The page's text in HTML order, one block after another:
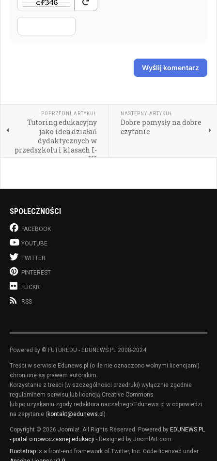
Wyślij komentarz
POPRZEDNI ARTYKUŁ
Tutoring edukacyjny
jako idea działań
dydaktycznych w
przedszkolu i klasach I-
III
NASTĘPNY ARTYKUŁ
Dobre pomysły na dobre
czytanie
SPOŁECZNOŚCI
FACEBOOK
YOUTUBE
TWITTER
PINTEREST
FLICKR
RSS
Powered by © FUTUREDU - EDUNEWS.PL 2008-2024
Treści w serwisie Edunews.pl (o ile nie oznaczono wolnymi licencjami)
chronione są prawem autorskim.
Korzystanie z treści (w szczególności przedruki) wyłącznie zgodnie
regulaminem serwisu lub licencją Creative Commons
lub po uzyskaniu zgody redaktora naczelnego Edunews.pl w odpowiedzi
na zapytanie ( kontakt@edunews.pl )
Copyright © 2026 Joomla!. All Rights Reserved. Powered by EDUNEWS.PL
- portal o nowoczesnej edukacji - Designed by JoomlArt.com.
Bootstrap is a front-end framework of Twitter, Inc. Code licensed under